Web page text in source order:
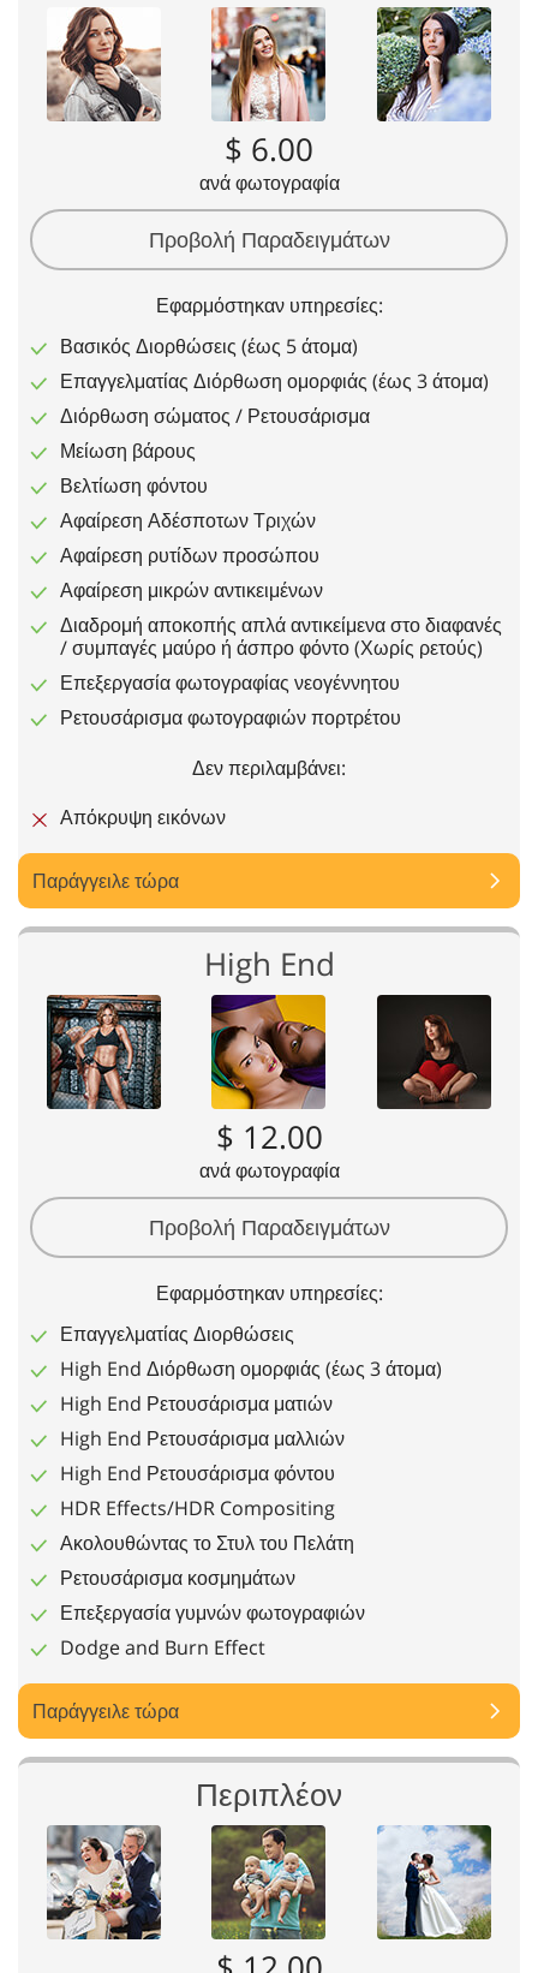
$ 6.00
ανά φωτογραφία
Προβολή Παραδειγμάτων
Εφαρμόστηκαν υπηρεσίες:
Βασικός Διορθώσεις (έως 5 άτομα)
Επαγγελματίας Διόρθωση ομορφιάς (έως 3 άτομα)
Διόρθωση σώματος / Ρετουσάρισμα
Μείωση βάρους
Βελτίωση φόντου
Αφαίρεση Αδέσποτων Τριχών
Αφαίρεση ρυτίδων προσώπου
Αφαίρεση μικρών αντικειμένων
Διαδρομή αποκοπής απλά αντικείμενα στο διαφανές
/ συμπαγές μαύρο ή άσπρο φόντο (Χωρίς ρετούς)
Επεξεργασία φωτογραφίας νεογέννητου
Ρετουσάρισμα φωτογραφιών πορτρέτου
Δεν περιλαμβάνει:
Απόκρυψη εικόνων
Παράγγειλε τώρα
High End
$ 12.00
ανά φωτογραφία
Προβολή Παραδειγμάτων
Εφαρμόστηκαν υπηρεσίες:
Επαγγελματίας Διορθώσεις
High End Διόρθωση ομορφιάς (έως 3 άτομα)
High End Ρετουσάρισμα ματιών
High End Ρετουσάρισμα μαλλιών
High End Ρετουσάρισμα φόντου
HDR Effects/HDR Compositing
Ακολουθώντας το Στυλ του Πελάτη
Ρετουσάρισμα κοσμημάτων
Επεξεργασία γυμνών φωτογραφιών
Dodge and Burn Effect
Παράγγειλε τώρα
Περιπλέον